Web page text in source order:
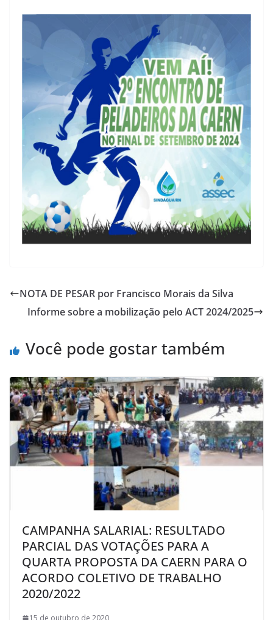
NOTA DE PESAR por Francisco Morais da Silva
Informe sobre a mobilização pelo ACT 2024/2025
Você pode gostar também
CAMPANHA SALARIAL: RESULTADO
PARCIAL DAS VOTAÇÕES PARA A
QUARTA PROPOSTA DA CAERN PARA O
ACORDO COLETIVO DE TRABALHO
2020/2022
15 de outubro de 2020